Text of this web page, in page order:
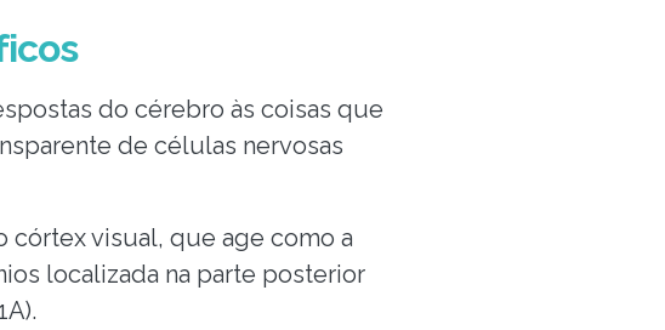
do cérebro às coisas que
de células nervosas
córtex visual, que age como a
localizada na parte posterior